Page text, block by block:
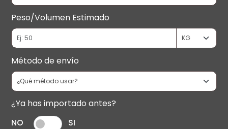
Peso/Volumen Estimado
Método de envío
¿Ya has importado antes?
NO
SI